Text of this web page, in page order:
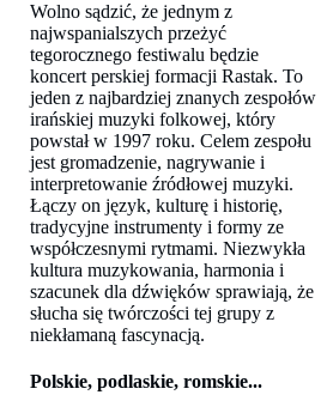
Wolno sądzić, że jednym z
najwspanialszych przeżyć
tegorocznego festiwalu będzie
koncert perskiej formacji Rastak. To
jeden z najbardziej znanych zespołów
irańskiej muzyki folkowej, który
powstał w 1997 roku. Celem zespołu
jest gromadzenie, nagrywanie i
interpretowanie źródłowej muzyki.
Łączy on język, kulturę i historię,
tradycyjne instrumenty i formy ze
współczesnymi rytmami. Niezwykła
kultura muzykowania, harmonia i
szacunek dla dźwięków sprawiają, że
słucha się twórczości tej grupy z
niekłamaną fascynacją.
Polskie, podlaskie, romskie...